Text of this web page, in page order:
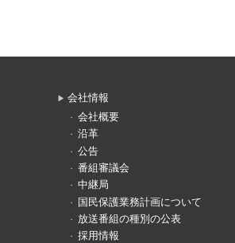
会社情報
会社概要
沿革
公告
番組審議会
中継局
国民保護業務計画について
放送番組の種別の公表
採用情報